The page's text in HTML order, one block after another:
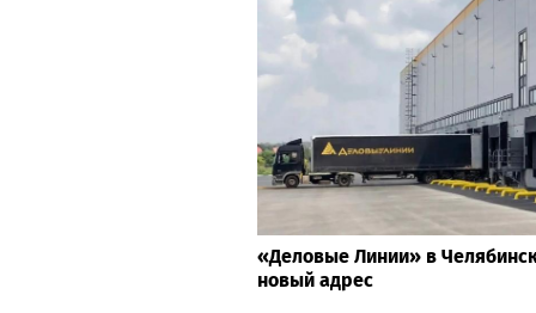
«Деловые Линии» в
новый адрес